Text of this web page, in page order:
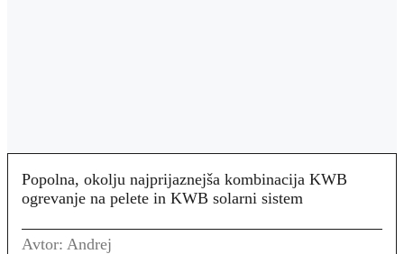
Popolna, okolju najprijaznejša kombinacija KWB
ogrevanje na pelete in KWB solarni sistem
Avtor: Andrej